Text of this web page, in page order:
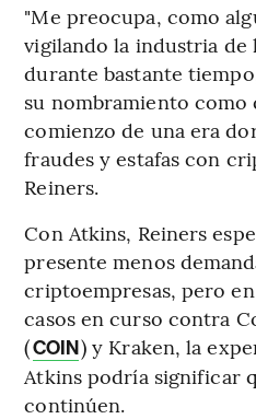
"Me preocupa, como
vigilando la industria de
durante bastante
su nombramiento como
comienzo de una era
fraudes y estafas con
Reiners.
Con Atkins, Reiners
presente menos
criptoempresas, pero
casos en curso contra
(COIN) y Kraken, la
Atkins podría significar
continúen.